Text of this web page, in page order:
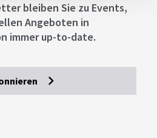
bleiben Sie zu Events,
Angeboten in
immer up-to-date.